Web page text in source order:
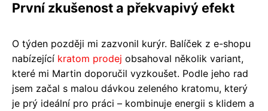
První zkušenost a překvapivý efekt
O týden později mi zazvonil kurýr. Balíček z e-shopu
nabízející kratom prodej obsahoval několik variant,
které mi Martin doporučil vyzkoušet. Podle jeho rad
jsem začal s malou dávkou zeleného kratomu, který
je prý ideální pro práci – kombinuje energii s klidem a